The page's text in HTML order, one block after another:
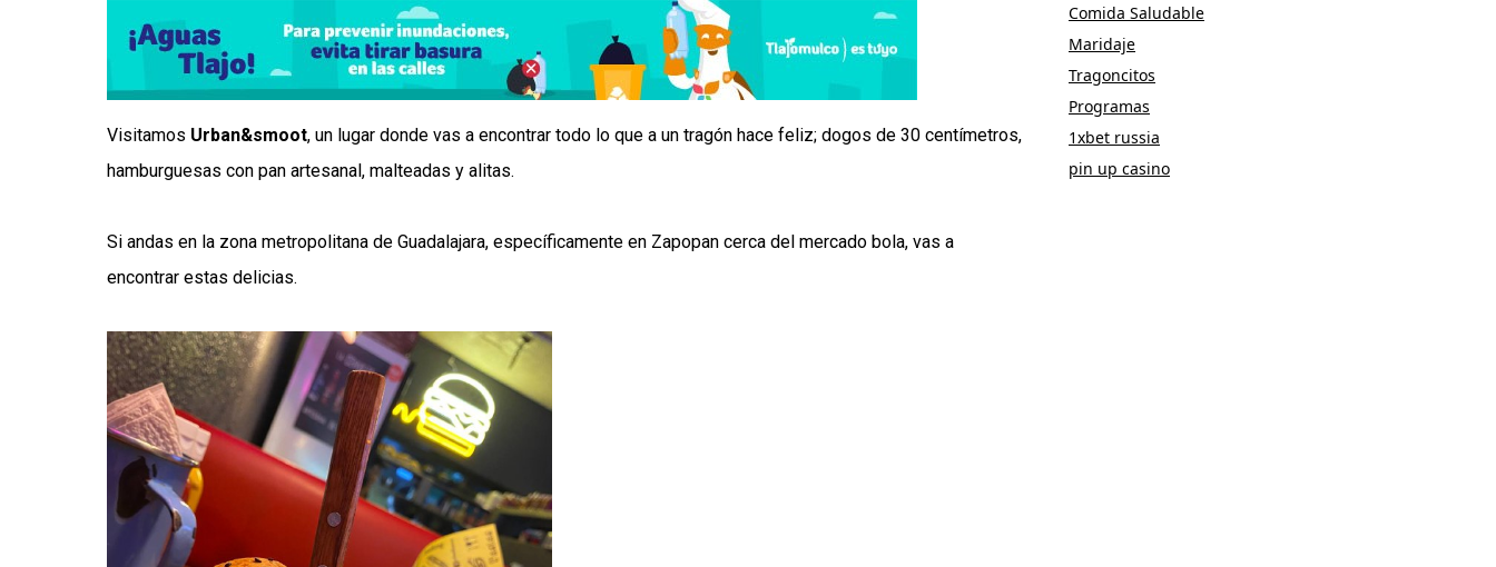
Visitamos Urban&smoot, un lugar donde vas a encontrar todo lo que a un tragón hace feliz; dogos de 30 centímetros,
hamburguesas con pan artesanal, malteadas y alitas.
Si andas en la zona metropolitana de Guadalajara, específicamente en Zapopan cerca del mercado bola, vas a
encontrar estas delicias.
Comida Saludable
Maridaje
Tragoncitos
Programas
1xbet russia
pin up casino